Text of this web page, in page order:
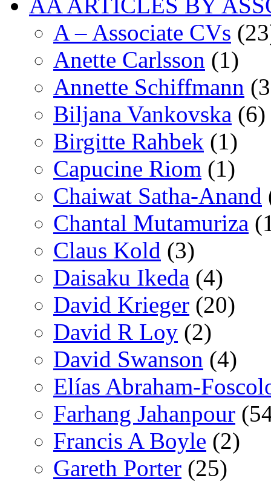
AA ARTICLES BY
A – Associate CVs
Anette Carlsson (1)
Annette Schiffmann
Biljana Vankovska (6)
Birgitte Rahbek (1)
Capucine Riom (1)
Chaiwat Satha-Anand
Chantal Mutamuriza
Claus Kold (3)
Daisaku Ikeda (4)
David Krieger (20)
David R Loy (2)
David Swanson (4)
Elías Abraham-
Farhang Jahanpour
Francis A Boyle (2)
Gareth Porter (25)